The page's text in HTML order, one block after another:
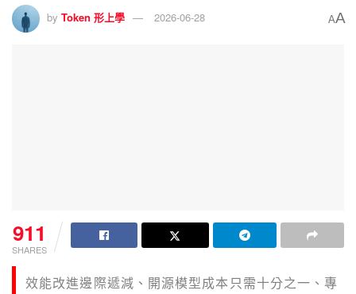
by Token 形上學 2026-06-28 AA
911
SHARES
效能改進邊際遞減、開源模型成本只需十分之一、專